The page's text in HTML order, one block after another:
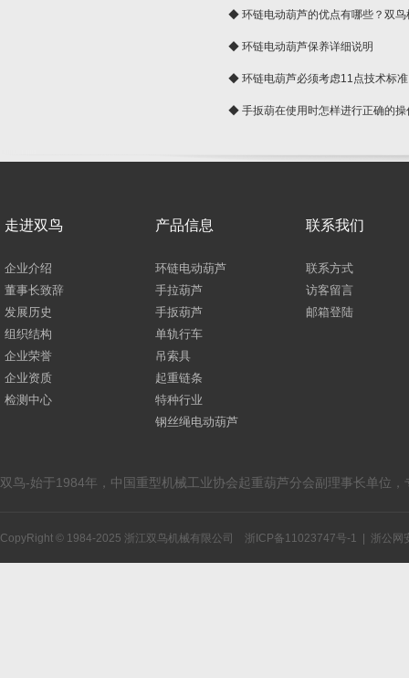
球◆ 环链电动葫芦的优点有哪些？双鸟
◆ 环链电动葫芦保养详细说明
◆ 环链电葫芦必须考虑11点技术标准
◆ 手扳葫在使用时怎样进行正确的操
走进双鸟
企业介绍
董事长致辞
发展历史
组织结构
企业荣誉
企业资质
检测中心
产品信息
环链电动葫芦
手拉葫芦
手扳葫芦
单轨行车
吊索具
起重链条
特种行业
钢丝绳电动葫芦
联系我们
联系方式
访客留言
邮箱登陆
双鸟-始于1984年，中国重型机械工业协会起重葫芦分会副理事长单位
CopyRight © 1984-2025 浙江双鸟机械有限公司 浙ICP备11023747号-1 浙公网